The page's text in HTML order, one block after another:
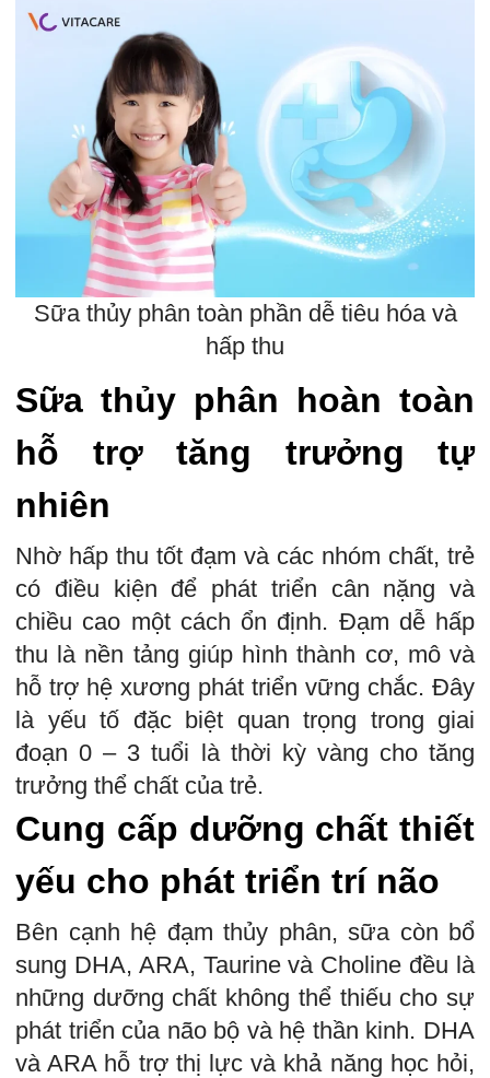
Sữa thủy phân toàn phần dễ tiêu hóa và
hấp thu
Sữa thủy phân hoàn toàn
hỗ trợ tăng trưởng tự
nhiên
Nhờ hấp thu tốt đạm và các nhóm chất, trẻ
có điều kiện để phát triển cân nặng và
chiều cao một cách ổn định. Đạm dễ hấp
thu là nền tảng giúp hình thành cơ, mô và
hỗ trợ hệ xương phát triển vững chắc. Đây
là yếu tố đặc biệt quan trọng trong giai
đoạn 0 – 3 tuổi là thời kỳ vàng cho tăng
trưởng thể chất của trẻ.
Cung cấp dưỡng chất thiết
yếu cho phát triển trí não
Bên cạnh hệ đạm thủy phân, sữa còn bổ
sung DHA, ARA, Taurine và Choline đều là
những dưỡng chất không thể thiếu cho sự
phát triển của não bộ và hệ thần kinh. DHA
và ARA hỗ trợ thị lực và khả năng học hỏi,